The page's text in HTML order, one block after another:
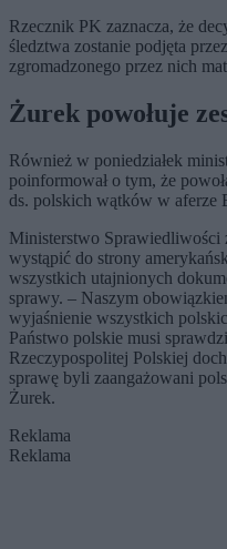
Rzecznik PK zaznacza, że
śledztwa zostanie podjęta
zgromadzonego przez nich
Żurek powołuje
Również w poniedziałek
poinformował o tym, że
ds. polskich wątków w aferze
Ministerstwo Sprawiedliwości
wystąpić do strony
wszystkich utajnionych
sprawy. – Naszym
wyjaśnienie wszystkich
Państwo polskie musi
Rzeczypospolitej Polskiej
sprawę byli zaangażowani
Żurek.
Reklama
Reklama